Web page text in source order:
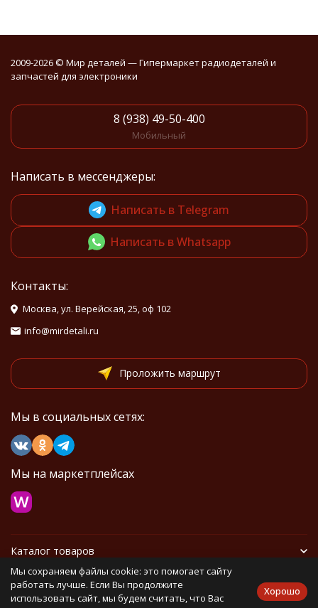
2009-2026 © Мир деталей — Гипермаркет радиодеталей и
запчастей для электроники
8 (938) 49-50-400
Мобильный
Написать в мессенджеры:
Написать в Telegram
Написать в Whatsapp
Контакты:
Москва, ул. Верейская, 25, оф 102
info@mirdetali.ru
Проложить маршрут
Мы в социальных сетях:
Мы на маркетплейсах
Каталог товаров
Информация
Мы сохраняем файлы cookie: это помогает сайту
работать лучше. Если Вы продолжите
использовать сайт, мы будем считать, что Вас
Хорошо